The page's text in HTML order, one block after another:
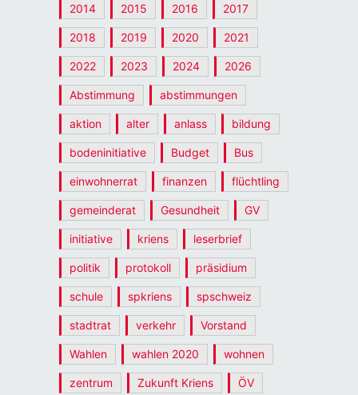
2014 2015 2016 2017
2018 2019 2020 2021
2022 2023 2024 2026
Abstimmung abstimmungen
aktion alter anlass bildung
bodeninitiative Budget Bus
einwohnerrat finanzen flüchtling
gemeinderat Gesundheit GV
initiative kriens leserbrief
politik protokoll präsidium
schule spkriens spschweiz
stadtrat verkehr Vorstand
Wahlen wahlen 2020 wohnen
zentrum Zukunft Kriens ÖV